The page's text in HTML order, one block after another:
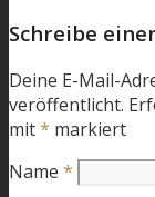
Schreibe
Deine E-Mail-
veröffentlicht.
mit* markiert
Name *